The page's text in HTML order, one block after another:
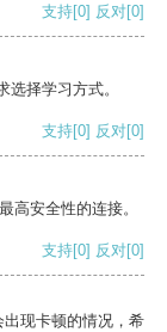
支持[0] 反对[0]
择学习方式。
支持[0] 反对[0]
高安全性的连接。
支持[0] 反对[0]
现卡顿的情况，希